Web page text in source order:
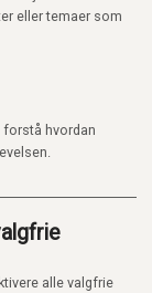
BABY
Kr 949,00
eller temaer som
forstå hvordan
alle valgfrie